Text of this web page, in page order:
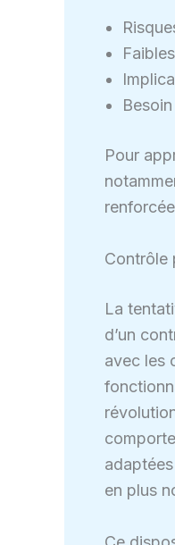
Pour
Contrôle
La
d’un
avec les
en plus